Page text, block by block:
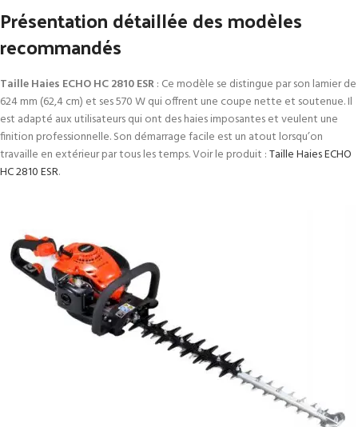
Présentation détaillée des modèles
recommandés
Taille Haies ECHO HC 2810 ESR: Ce modèle se distingue par son lamier de
624 mm (62,4 cm) et ses 570 W qui offrent une coupe nette et soutenue. Il
est adapté aux utilisateurs qui ont des haies imposantes et veulent une
finition professionnelle. Son démarrage facile est un atout lorsqu’on
travaille en extérieur par tous les temps. Voir le produit :Taille Haies ECHO
HC 2810 ESR.